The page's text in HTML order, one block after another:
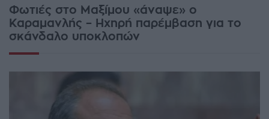
Φωτιές στο Μαξίμου «άναψε» ο
Καραμανλής – Ηχηρή παρέμβαση για το
σκάνδαλο υποκλοπών